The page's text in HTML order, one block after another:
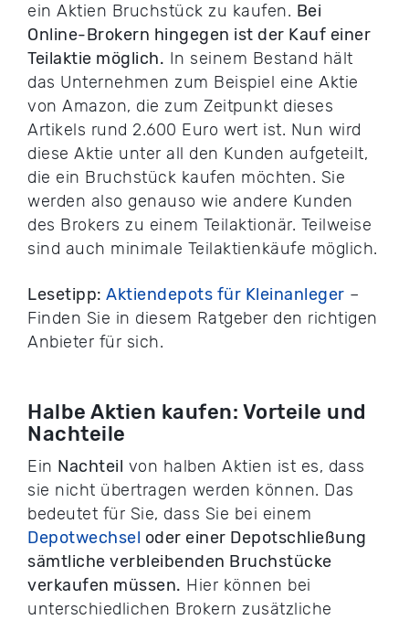
ein Aktien Bruchstück zu kaufen. Bei
Online-Brokern hingegen ist der Kauf einer
Teilaktie möglich. In seinem Bestand hält
das Unternehmen zum Beispiel eine Aktie
von Amazon, die zum Zeitpunkt dieses
Artikels rund 2.600 Euro wert ist. Nun wird
diese Aktie unter all den Kunden aufgeteilt,
die ein Bruchstück kaufen möchten. Sie
werden also genauso wie andere Kunden
des Brokers zu einem Teilaktionär. Teilweise
sind auch minimale Teilaktienkäufe möglich.
Lesetipp: Aktiendepots für Kleinanleger –
Finden Sie in diesem Ratgeber den richtigen
Anbieter für sich.
Halbe Aktien kaufen: Vorteile und
Nachteile
Ein Nachteil von halben Aktien ist es, dass
sie nicht übertragen werden können. Das
bedeutet für Sie, dass Sie bei einem
Depotwechsel oder einer Depotschließung
sämtliche verbleibenden Bruchstücke
verkaufen müssen. Hier können bei
unterschiedlichen Brokern zusätzliche